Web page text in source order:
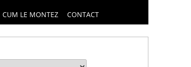
CUM LE MONTEZ CONTACT